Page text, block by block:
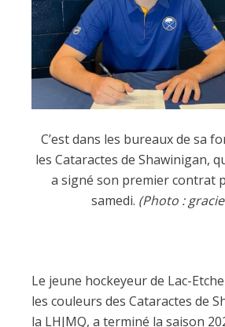
C’est dans les bureaux de sa
les Cataractes de Shawinigan,
a signé son premier contrat
samedi. (Photo :
Le jeune hockeyeur de Lac-
les couleurs des Cataractes de
la LHJMQ, a terminé la saison